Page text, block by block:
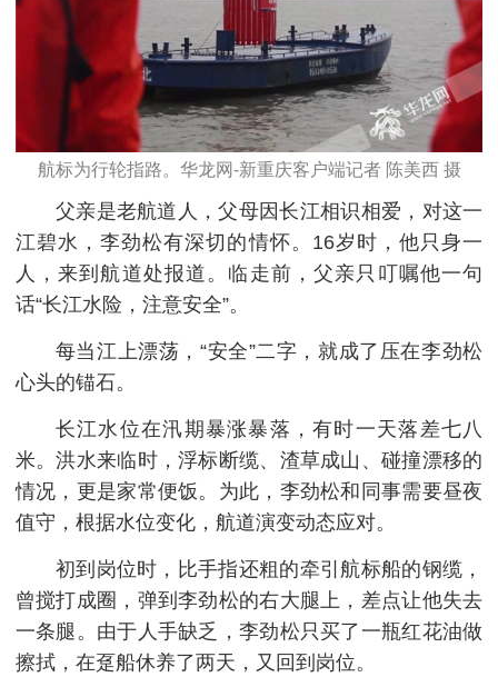
航标为行轮指路。华龙网-新重庆客户端记者 陈美西 摄
父亲是老航道人，父母因长江相识相爱，对这一
江碧水，李劲松有深切的情怀。16岁时，他只身一
人，来到航道处报道。临走前，父亲只叮嘱他一句
话“长江水险，注意安全”。
每当江上漂荡，“安全”二字，就成了压在李劲松
心头的锚石。
长江水位在汛期暴涨暴落，有时一天落差七八
米。洪水来临时，浮标断缆、渣草成山、碰撞漂移的
情况，更是家常便饭。为此，李劲松和同事需要昼夜
值守，根据水位变化，航道演变动态应对。
初到岗位时，比手指还粗的牵引航标船的钢缆，
曾搅打成圈，弹到李劲松的右大腿上，差点让他失去
一条腿。由于人手缺乏，李劲松只买了一瓶红花油做
擦拭，在趸船休养了两天，又回到岗位。